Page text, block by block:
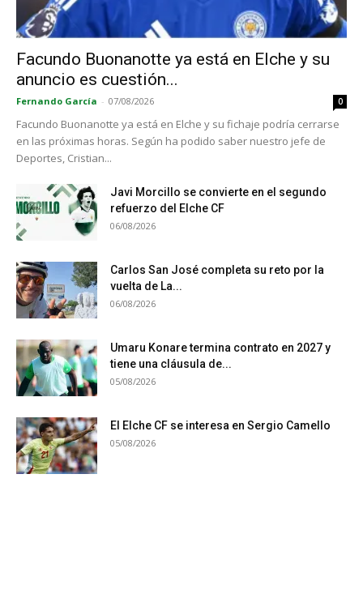
Facundo Buonanotte ya está en Elche y su
anuncio es cuestión...
Fernando García - 07/08/2026 0
Facundo Buonanotte ya está en Elche y su fichaje podría cerrarse
en las próximas horas. Según ha podido saber nuestro jefe de
Deportes, Cristian...
Javi Morcillo se convierte en el segundo
refuerzo del Elche CF
06/08/2026
Carlos San José completa su reto por la
vuelta de La...
06/08/2026
Umaru Konare termina contrato en 2027 y
tiene una cláusula de...
05/08/2026
El Elche CF se interesa en Sergio Camello
05/08/2026